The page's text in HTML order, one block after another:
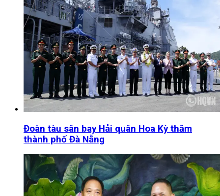
Đoàn tàu sân bay Hải quân Hoa Kỳ thăm
thành phố Đà Nẵng